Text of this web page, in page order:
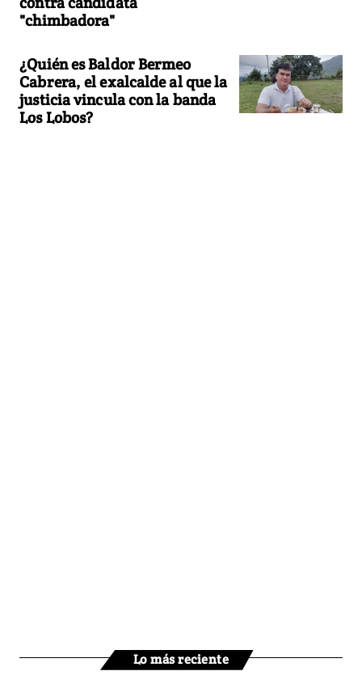
"chimbadora"
¿Quién es Baldor Bermeo
Cabrera, el exalcalde al que la
justicia vincula con la banda
Los Lobos?
Lo más reciente